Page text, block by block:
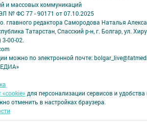
и массовых коммуникаций
№ ФС 77 - 90171 от 07.10.2025
главного редактора Самородова Наталья
Татарстан, Спасский р-н, г. Болгар, ул.
00-02.
можно по электронной почте:
для персонализации сервисов и
отменить в настройках браузера.